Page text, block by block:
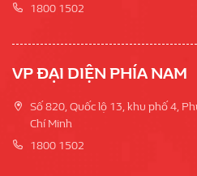
1800 1502
VP ĐẠI DIỆN PHÍA NAM
Số 820, Quốc lộ 13, khu phố 4,
Chí Minh
1800 1502